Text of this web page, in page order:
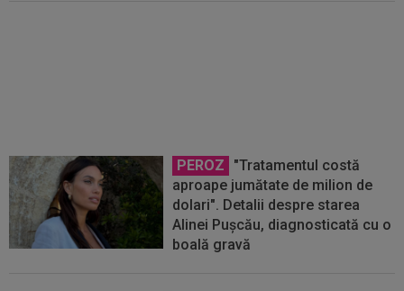
PEROZ
"Tratamentul costă
aproape jumătate de milion de
dolari". Detalii despre starea
Alinei Pușcău, diagnosticată cu o
boală gravă